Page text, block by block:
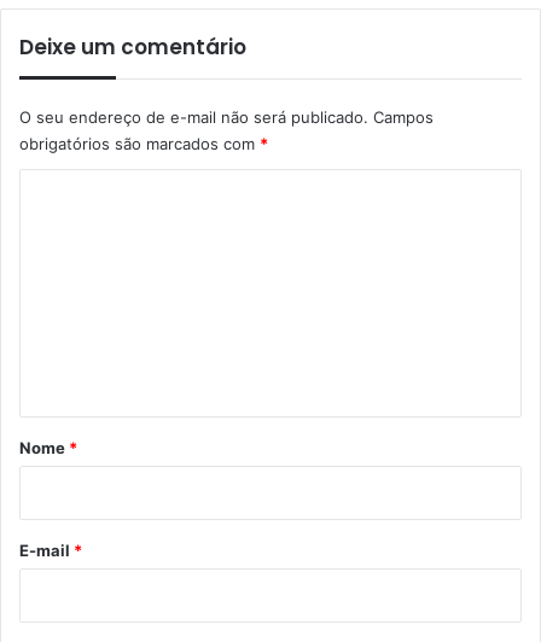
Deixe um comentário
O seu endereço de e-mail não será publicado. Campos
obrigatórios são marcados com *
r
*
Nome *
E-mail *